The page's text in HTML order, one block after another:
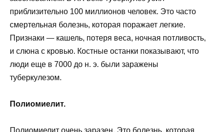
приблизительно 100 миллионов человек. Это часто
смертельная болезнь, которая поражает легкие.
Признаки — кашель, потеря веса, ночная потливость,
и слюна с кровью. Костные останки показывают, что
люди еще в 7000 до н. э. были заражены
туберкулезом.
Полиомиелит.